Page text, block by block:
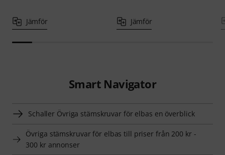
Jämför Jämför
Smart Navigator
Schaller Övriga stämskruvar för elbas en överblick
Övriga stämskruvar för elbas till priser från 200 kr -
300 kr annonser